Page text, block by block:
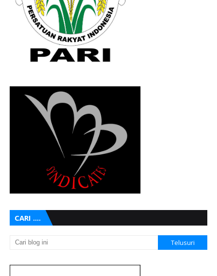
CARI ....